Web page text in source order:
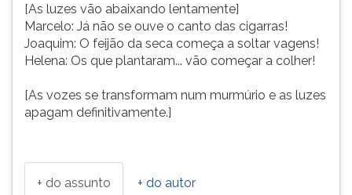
[As luzes vão abaixando lentamente]
Marcelo: Já não se ouve o canto das cigarras!
Joaquim: O feijão da seca começa a soltar vagens!
Helena: Os que plantaram... vão começar a colher!
[As vozes se transformam num murmúrio e as luzes
apagam definitivamente.]
+ do assunto + do autor